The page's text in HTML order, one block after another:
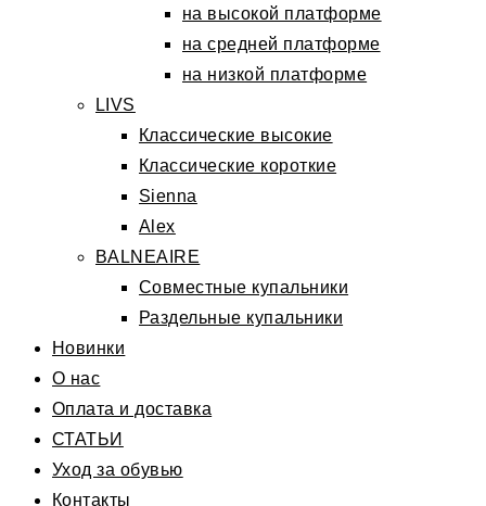
на высокой платформе
на средней платформе
на низкой платформе
LIVS
Классические высокие
Классические короткие
Sienna
Alex
BALNEAIRE
Совместные купальники
Раздельные купальники
Новинки
О нас
Оплата и доставка
СТАТЬИ
Уход за обувью
Контакты